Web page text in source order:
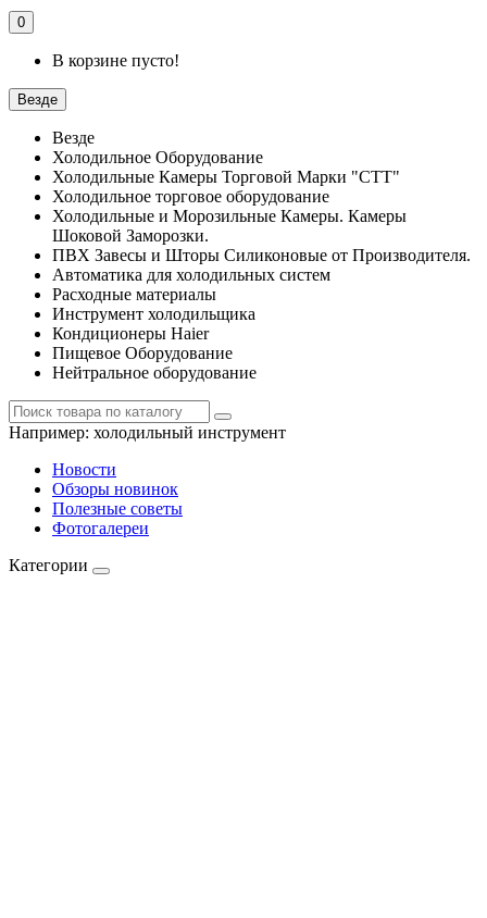
0
В корзине пусто!
Везде
Везде
Холодильное Оборудование
Холодильные Камеры Торговой Марки "СТТ"
Холодильное торговое оборудование
Холодильные и Морозильные Камеры. Камеры
Шоковой Заморозки.
ПВХ Завесы и Шторы Силиконовые от Производителя.
Автоматика для холодильных систем
Расходные материалы
Инструмент холодильщика
Кондиционеры Haier
Пищевое Оборудование
Нейтральное оборудование
Например: холодильный инструмент
Новости
Обзоры новинок
Полезные советы
Фотогалереи
Категории